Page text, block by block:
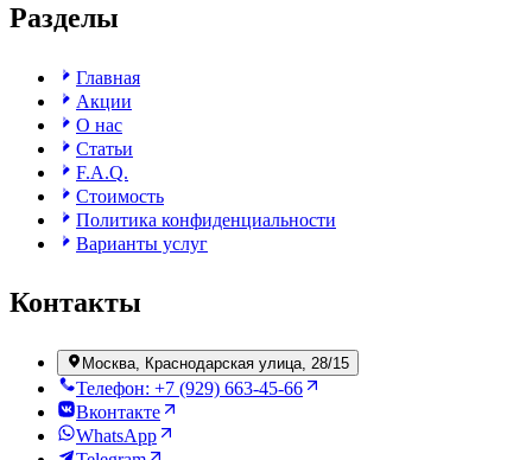
Разделы
Главная
Акции
О нас
Статьи
F.A.Q.
Стоимость
Политика конфиденциальности
Варианты услуг
Контакты
Москва, Краснодарская улица, 28/15
Телефон: +7 (929) 663-45-66
Вконтакте
WhatsApp